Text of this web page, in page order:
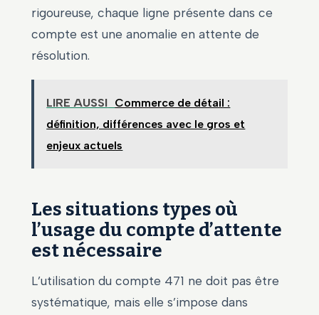
rigoureuse, chaque ligne présente dans ce
compte est une anomalie en attente de
résolution.
LIRE AUSSI Commerce de détail :
définition, différences avec le gros et
enjeux actuels
Les situations types où
l’usage du compte d’attente
est nécessaire
L’utilisation du compte 471 ne doit pas être
systématique, mais elle s’impose dans